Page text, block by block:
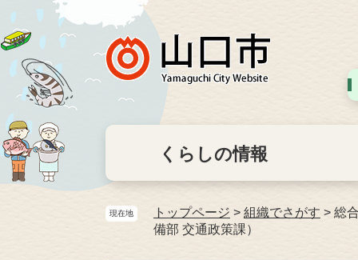
くらしの情報
現在地 トップページ > 組織でさがす > 総
備部 交通政策課）